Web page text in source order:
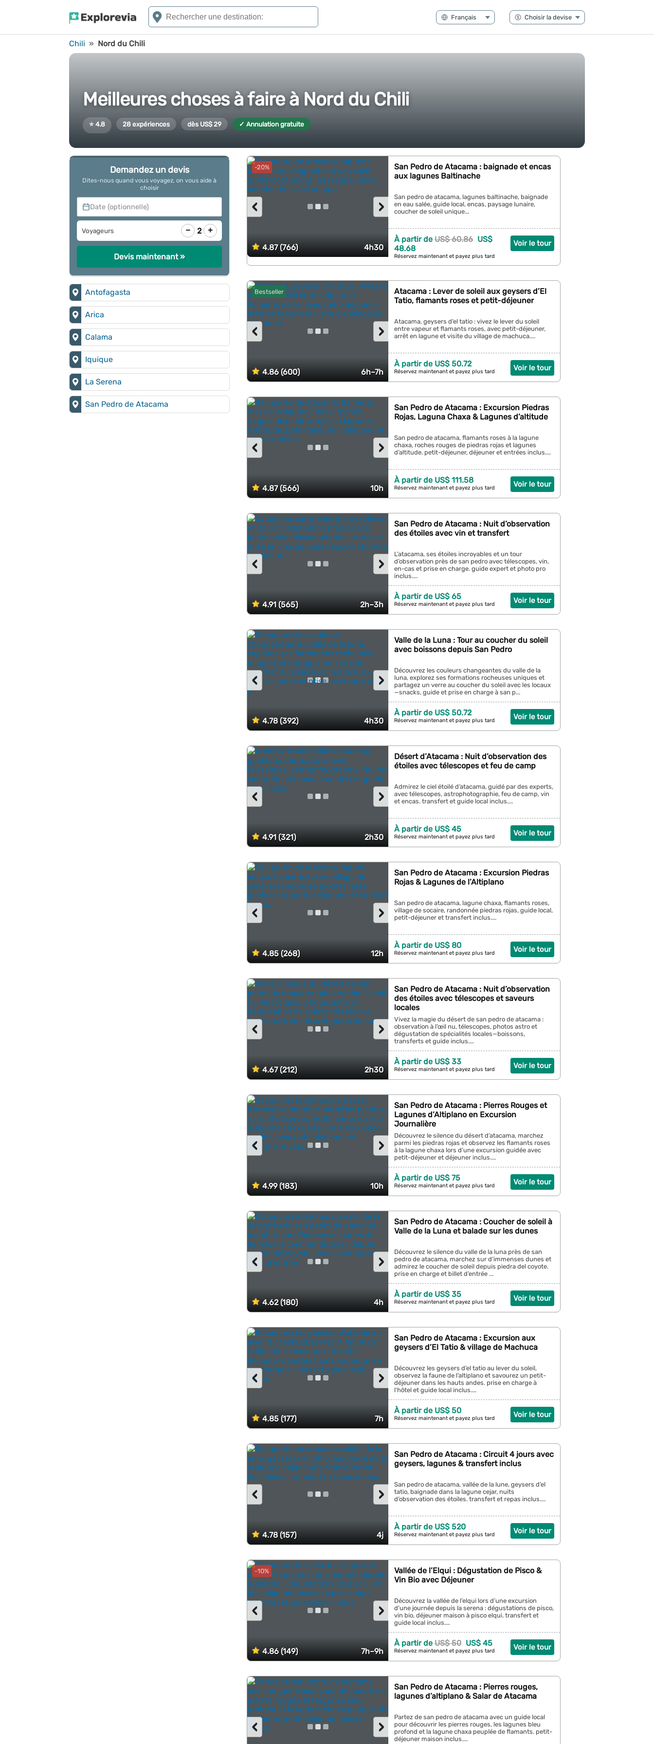
Chili » Nord du Chili
Meilleures choses à faire à Nord du Chili
⭐ 4.8 28 expériences dès US$ 29 ✓ Annulation gratuite
-20%
4.87 (766) 4h30
›
‹
San Pedro de Atacama : baignade et encas
aux lagunes Baltinache
San pedro de atacama, lagunes baltinache, baignade
en eau salée, guide local, encas, paysage lunaire,
coucher de soleil unique...
Voir le tour
À partir de US$ 60.86 US$
48.68
Réservez maintenant et payez plus tard
Bestseller
4.86 (600) 6h–7h
›
‹
Atacama : Lever de soleil aux geysers d’El
Tatio, flamants roses et petit-déjeuner
Atacama, geysers d’el tatio : vivez le lever du soleil
entre vapeur et flamants roses, avec petit-déjeuner,
arrêt en lagune et visite du village de machuca....
Voir le tour
À partir de US$ 50.72
Réservez maintenant et payez plus tard
4.87 (566) 10h
›
‹
San Pedro de Atacama : Excursion Piedras
Rojas, Laguna Chaxa & Lagunes d’altitude
San pedro de atacama, flamants roses à la lagune
chaxa, roches rouges de piedras rojas et lagunes
d’altitude. petit-déjeuner, déjeuner et entrées inclus....
Voir le tour
À partir de US$ 111.58
Réservez maintenant et payez plus tard
4.91 (565) 2h–3h
›
‹
San Pedro de Atacama : Nuit d’observation
des étoiles avec vin et transfert
L’atacama, ses étoiles incroyables et un tour
d’observation près de san pedro avec télescopes, vin,
en-cas et prise en charge. guide expert et photo pro
inclus....
Voir le tour
À partir de US$ 65
Réservez maintenant et payez plus tard
4.78 (392) 4h30
›
‹
Valle de la Luna : Tour au coucher du soleil
avec boissons depuis San Pedro
Découvrez les couleurs changeantes du valle de la
luna, explorez ses formations rocheuses uniques et
partagez un verre au coucher du soleil avec les locaux
—snacks, guide et prise en charge à san p...
Voir le tour
À partir de US$ 50.72
Réservez maintenant et payez plus tard
4.91 (321) 2h30
›
‹
Désert d’Atacama : Nuit d’observation des
étoiles avec télescopes et feu de camp
Admirez le ciel étoilé d’atacama, guidé par des experts,
avec télescopes, astrophotographie, feu de camp, vin
et encas. transfert et guide local inclus....
Voir le tour
À partir de US$ 45
Réservez maintenant et payez plus tard
4.85 (268) 12h
›
‹
San Pedro de Atacama : Excursion Piedras
Rojas & Lagunes de l’Altiplano
San pedro de atacama, lagune chaxa, flamants roses,
village de socaire, randonnée piedras rojas, guide local,
petit-déjeuner et transfert inclus....
Voir le tour
À partir de US$ 80
Réservez maintenant et payez plus tard
4.67 (212) 2h30
›
‹
San Pedro de Atacama : Nuit d’observation
des étoiles avec télescopes et saveurs
locales
Vivez la magie du désert de san pedro de atacama :
observation à l’œil nu, télescopes, photos astro et
dégustation de spécialités locales—boissons,
transferts et guide inclus....
Voir le tour
À partir de US$ 33
Réservez maintenant et payez plus tard
4.99 (183) 10h
›
‹
San Pedro de Atacama : Pierres Rouges et
Lagunes d’Altiplano en Excursion
Journalière
Découvrez le silence du désert d’atacama, marchez
parmi les piedras rojas et observez les flamants roses
à la lagune chaxa lors d’une excursion guidée avec
petit-déjeuner et déjeuner inclus....
Voir le tour
À partir de US$ 75
Réservez maintenant et payez plus tard
4.62 (180) 4h
›
‹
San Pedro de Atacama : Coucher de soleil à
Valle de la Luna et balade sur les dunes
Découvrez le silence du valle de la luna près de san
pedro de atacama, marchez sur d’immenses dunes et
admirez le coucher de soleil depuis piedra del coyote.
prise en charge et billet d’entrée ...
Voir le tour
À partir de US$ 35
Réservez maintenant et payez plus tard
4.85 (177) 7h
›
‹
San Pedro de Atacama : Excursion aux
geysers d’El Tatio & village de Machuca
Découvrez les geysers d’el tatio au lever du soleil,
observez la faune de l’altiplano et savourez un petit-
déjeuner dans les hauts andes. prise en charge à
l’hôtel et guide local inclus....
Voir le tour
À partir de US$ 50
Réservez maintenant et payez plus tard
4.78 (157) 4j
›
‹
San Pedro de Atacama : Circuit 4 jours avec
geysers, lagunes & transfert inclus
San pedro de atacama, vallée de la lune, geysers d’el
tatio, baignade dans la lagune cejar, nuits
d’observation des étoiles. transfert et repas inclus....
Voir le tour
À partir de US$ 520
Réservez maintenant et payez plus tard
-10%
4.86 (149) 7h–9h
›
‹
Vallée de l’Elqui : Dégustation de Pisco &
Vin Bio avec Déjeuner
Découvrez la vallée de l’elqui lors d’une excursion
d’une journée depuis la serena : dégustations de pisco,
vin bio, déjeuner maison à pisco elqui. transfert et
guide local inclus....
Voir le tour
À partir de US$ 50 US$ 45
Réservez maintenant et payez plus tard
›
‹
San Pedro de Atacama : Pierres rouges,
lagunes d’altiplano & Salar de Atacama
Partez de san pedro de atacama avec un guide local
pour découvrir les pierres rouges, les lagunes bleu
profond et la lagune chaxa peuplée de flamants. petit-
déjeuner maison inclus....
Demandez un devis
Dites-nous quand vous voyagez, on vous aide à
choisir
Date (optionnelle)
Voyageurs − 2 +
Devis maintenant »
Antofagasta
Arica
Calama
Iquique
La Serena
San Pedro de Atacama